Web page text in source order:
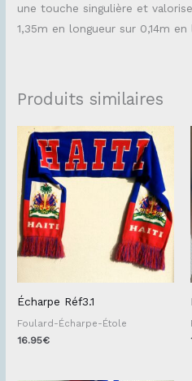
une touche singulière et
1,35m en longueur sur 0,14m en
Produits similaires
Écharpe Réf3.1
Foulard-Écharpe-Étole
16.95€